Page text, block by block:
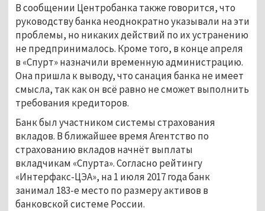
В сообщении Центробанка также говорится, что
руководству банка неоднократно указывали на эти
проблемы, но никаких действий по их устранению
не предпринималось. Кроме того, в конце апреля
в «Спурт» назначили временную администрацию.
Она пришла к выводу, что санация банка не имеет
смысла, так как он всё равно не сможет выполнить
требования кредиторов.
Банк был участником системы страхования
вкладов. В ближайшее время Агентство по
страхованию вкладов начнёт выплаты
вкладчикам «Спурта». Согласно рейтингу
«Интерфакс-ЦЭА», на 1 июля 2017 года банк
занимал 183-е место по размеру активов в
банковской системе России.